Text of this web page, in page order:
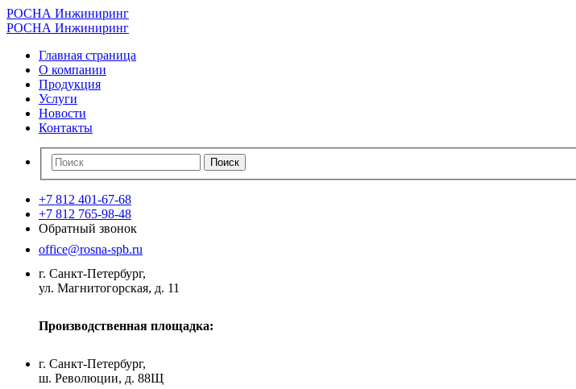
РОСНА Инжиниринг
РОСНА Инжиниринг
Главная страница
О компании
Продукция
Услуги
Новости
Контакты
+7 812 401-67-68
+7 812 765-98-48
Обратный звонок
office@rosna-spb.ru
г. Санкт-Петербург,
ул. Магнитогорская, д. 11
Производственная площадка:
г. Санкт-Петербург,
ш. Революции, д. 88Щ